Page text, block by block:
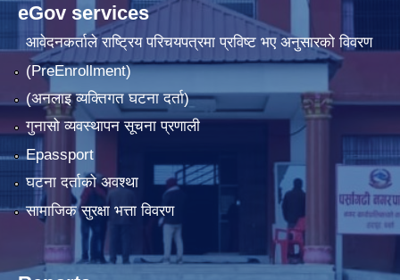
eGov services
आवेदनकर्ताले राष्‍ट्रिय परिचयपत्रमा प्रविष्ट भए अनुसारको विवरण
(PreEnrollment)
(अनलाइ व्यक्तिगत घटना दर्ता)
गुनासो व्यवस्थापन सूचना प्रणाली
Epassport
घटना दर्ताको अवश्था
सामाजिक सुरक्षा भत्ता विवरण